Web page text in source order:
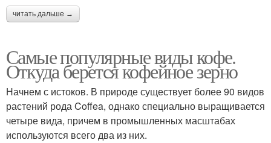
читать дальше →
Самые популярные виды кофе.
Откуда берется кофейное зерно
Начнем с истоков. В природе существует более 90 видов
растений рода Coffea, однако специально выращивается
четыре вида, причем в промышленных масштабах
используются всего два из них.